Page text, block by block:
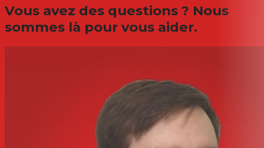
Vous avez des questions ? Nous
sommes là pour vous aider.